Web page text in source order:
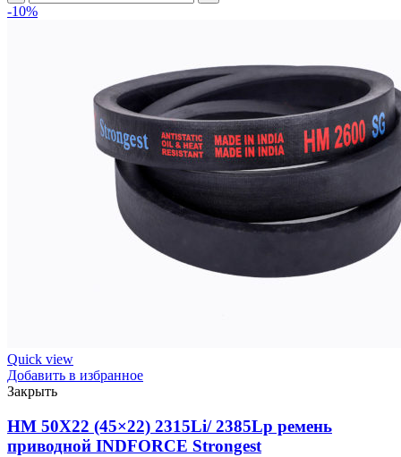
товара
вариаторный
INDFORCE
-10%
Quick view
Добавить в избранное
Закрыть
HM 50X22 (45×22) 2315Li/ 2385Lp ремень
приводной INDFORCE Strongest